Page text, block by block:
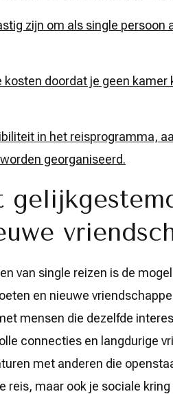
zijn om als single persoon
kosten doordat je geen
in het reisprogramma,
georganiseerd.
van single reizen is de
en nieuwe
mensen die dezelfde
connecties en langdurige
met anderen die
reis, maar ook je sociale